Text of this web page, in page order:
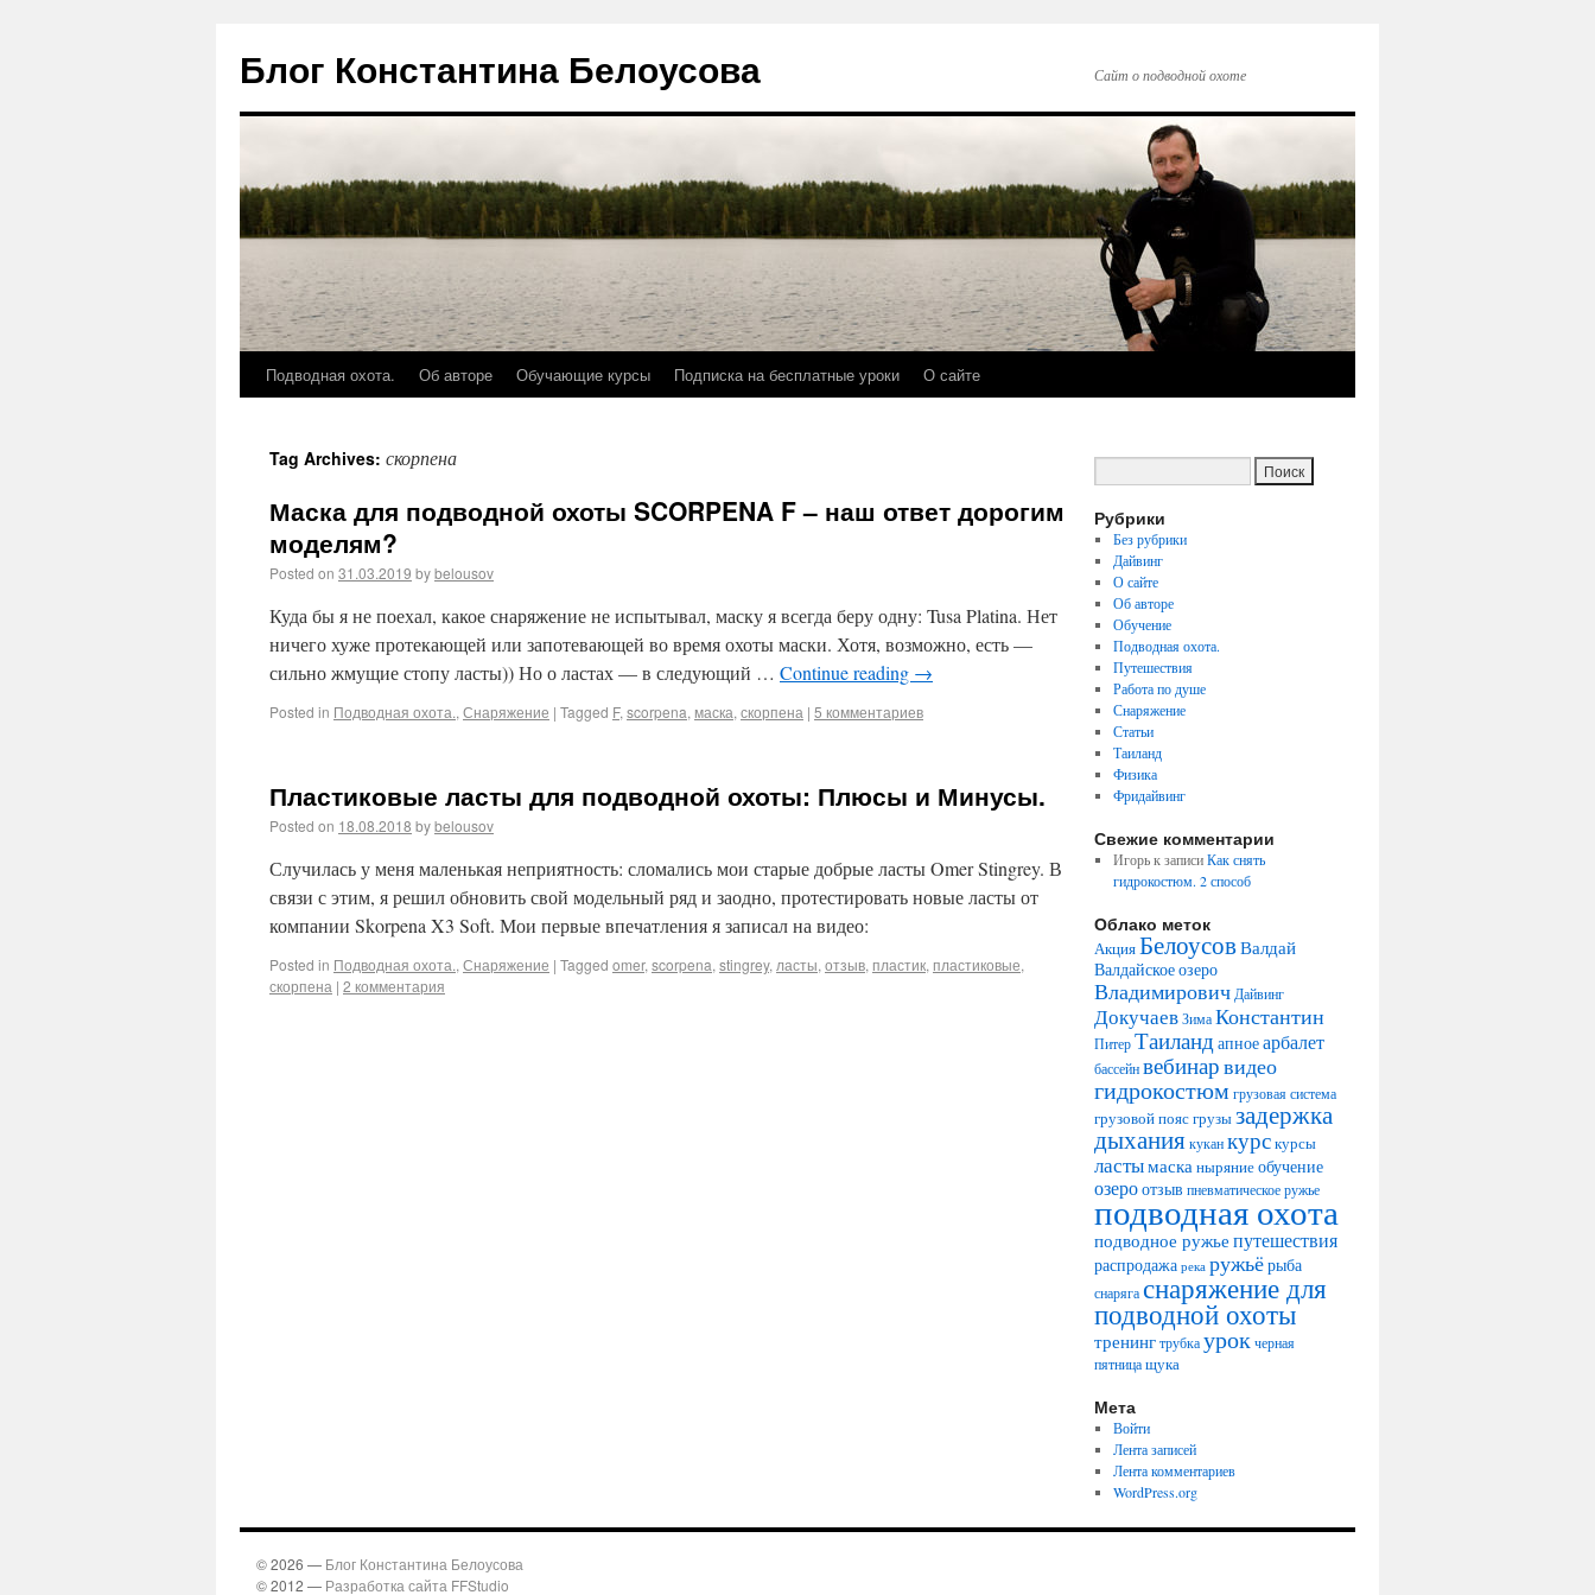
Блог Константина Белоусова Сайт о подводной охоте
Подводная охота. Об авторе Обучающие курсы Подписка на бесплатные уроки О сайте
Tag Archives: скорпена
Маска для подводной охоты SCORPENA F – наш ответ дорогим
моделям?
Posted on 31.03.2019 bybelousov
Куда бы я не поехал, какое снаряжение не испытывал, маску я всегда беру одну: Tusa Platina. Нет
ничего хуже протекающей или запотевающей во время охоты маски. Хотя, возможно, есть —
сильно жмущие стопу ласты)) Но о ластах — в следующий … Continue reading →
Posted in Подводная охота., Снаряжение | Tagged F, scorpena, маска, скорпена | 5 комментариев
Пластиковые ласты для подводной охоты: Плюсы и Минусы.
Posted on 18.08.2018 bybelousov
Случилась у меня маленькая неприятность: сломались мои старые добрые ласты Omer Stingrey. В
связи с этим, я решил обновить свой модельный ряд и заодно, протестировать новые ласты от
компании Skorpena X3 Soft. Мои первые впечатления я записал на видео:
Posted in Подводная охота., Снаряжение | Tagged omer, scorpena, stingrey, ласты, отзыв, пластик, пластиковые,
скорпена | 2 комментария
Рубрики
Без рубрики
Дайвинг
О сайте
Об авторе
Обучение
Подводная охота.
Путешествия
Работа по душе
Снаряжение
Статьи
Таиланд
Физика
Фридайвинг
Свежие комментарии
Игорьк записиКак снять
гидрокостюм. 2 способ
Облако меток
АкцияБелоусовВалдай
Валдайское озеро
Владимирович Дайвинг
Докучаев Зима Константин
Питер Таиландапноеарбалет
бассейнвебинарвидео
гидрокостюм грузовая система
грузовой поясгрузызадержка
дыхания кукан курскурсы
ластымасканыряниеобучение
озероотзыв пневматическое ружье
подводная охота
подводное ружье путешествия
распродажа река ружьёрыба
снарягаснаряжение для
подводной охоты
тренингтрубкаурокчерная
пятницащука
Мета
Войти
Лента записей
Лента комментариев
WordPress.org
© 2026 — Блог Константина Белоусова
© 2012 — Разработка сайта FFStudio